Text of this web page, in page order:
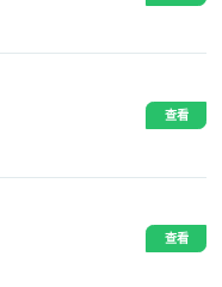
查看
查看